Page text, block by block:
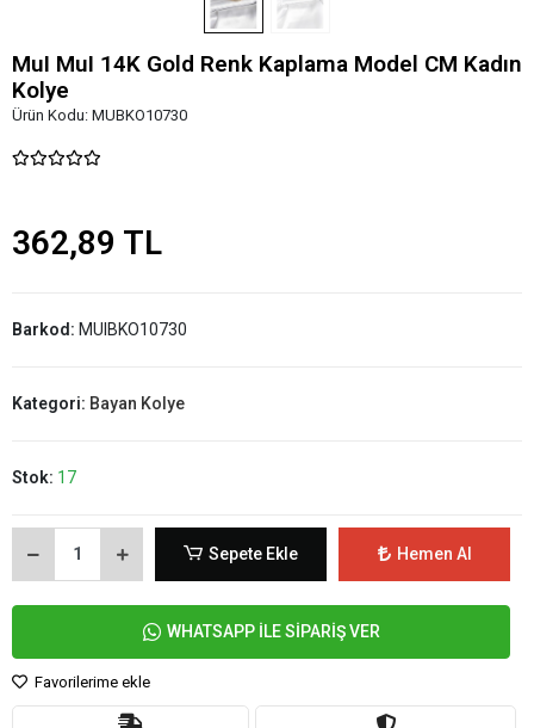
MuI MuI 14K Gold Renk Kaplama Model CM Kadın
Kolye
Ürün Kodu: MUBKO10730
362,89 TL
Barkod: MUIBKO10730
Kategori: Bayan Kolye
Stok: 17
Sepete Ekle Hemen Al
WHATSAPP İLE SİPARİŞ VER
Favorilerime ekle